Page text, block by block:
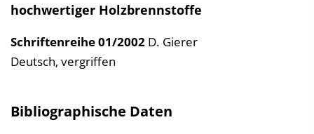
hochwertiger Holzbrennstoffe
Schriftenreihe01/2002 D. Gierer
Deutsch, vergriffen
Bibliographische Daten